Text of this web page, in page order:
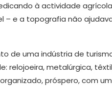
à actividade
– e a topografia não
de uma indústria de
relojoeira, metalúrgica,
próspero, com